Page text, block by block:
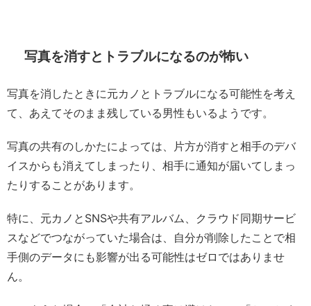
写真を消すとトラブルになるのが怖い
写真を消したときに元カノとトラブルになる可能性を考え
て、あえてそのまま残している男性もいるようです。
写真の共有のしかたによっては、片方が消すと相手のデバ
イスからも消えてしまったり、相手に通知が届いてしまっ
たりすることがあります。
特に、元カノとSNSや共有アルバム、クラウド同期サービ
スなどでつながっていた場合は、自分が削除したことで相
手側のデータにも影響が出る可能性はゼロではありませ
ん。